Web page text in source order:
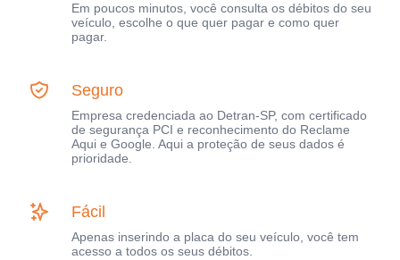
Em poucos minutos, você consulta os débitos do seu
veículo, escolhe o que quer pagar e como quer
pagar.
Seguro
Empresa credenciada ao Detran-SP, com certificado
de segurança PCI e reconhecimento do Reclame
Aqui e Google. Aqui a proteção de seus dados é
prioridade.
Fácil
Apenas inserindo a placa do seu veículo, você tem
acesso a todos os seus débitos.